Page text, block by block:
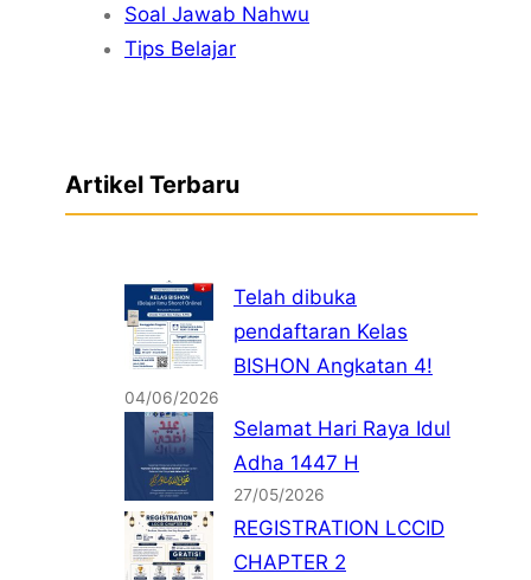
Soal Jawab Nahwu
Tips Belajar
Artikel Terbaru
Telah dibuka
pendaftaran Kelas
BISHON Angkatan 4!
04/06/2026
Selamat Hari Raya Idul
Adha 1447 H
27/05/2026
REGISTRATION LCCID
CHAPTER 2